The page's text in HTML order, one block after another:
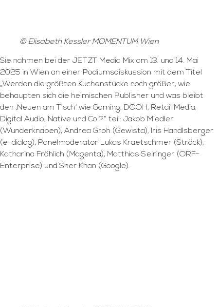
© Elisabeth Kessler MOMENTUM Wien
Sie nahmen bei der JETZT Media Mix am 13. und 14. Mai
2025 in Wien an einer Podiumsdiskussion mit dem Titel
„Werden die größten Kuchenstücke noch größer, wie
behaupten sich die heimischen Publisher und was bleibt
den ,Neuen am Tisch‘ wie Gaming, DOOH, Retail Media,
Digital Audio, Native und Co.?“ teil: Jakob Miedler
(Wunderknaben), Andrea Groh (Gewista), Iris Handlsberger
(e-dialog), Panelmoderator Lukas Kraetschmer (Ströck),
Katharina Fröhlich (Magenta), Matthias Seiringer (ORF-
Enterprise) und Sher Khan (Google).